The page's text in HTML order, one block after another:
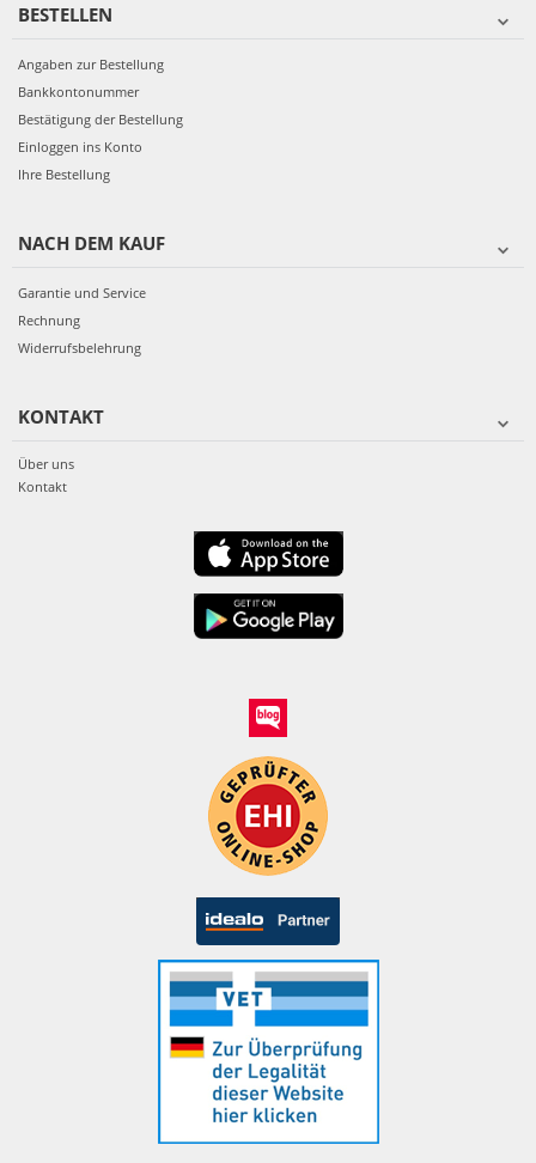
BESTELLEN
Angaben zur Bestellung
Bankkontonummer
Bestätigung der Bestellung
Einloggen ins Konto
Ihre Bestellung
NACH DEM KAUF
Garantie und Service
Rechnung
Widerrufsbelehrung
KONTAKT
Über uns
Kontakt